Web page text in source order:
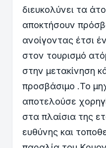
διευκολύνει τα
αποκτήσουν
ανοίγοντας έτσι
στον τουρισμό
στην μετακίνηση
προσβάσιμο .Το
αποτελούσε
στα πλαίσια της
ευθύνης και